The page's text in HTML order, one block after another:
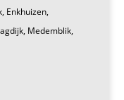
Enkhuizen,
Medemblik,